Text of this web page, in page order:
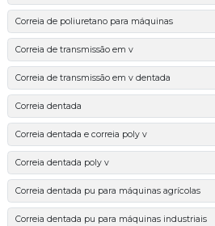
Correia de poliuretano para máquinas
Correia de transmissão em v
Correia de transmissão em v dentada
Correia dentada
Correia dentada e correia poly v
Correia dentada poly v
Correia dentada pu para máquinas agrícolas
Correia dentada pu para máquinas industriais